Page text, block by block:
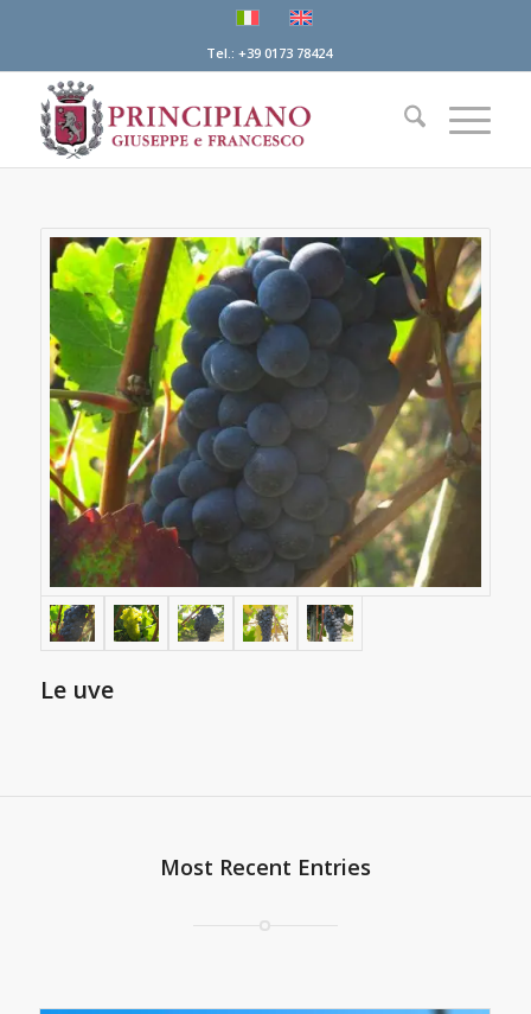
Tel.: +39 0173 78424
Le uve
Most Recent Entries